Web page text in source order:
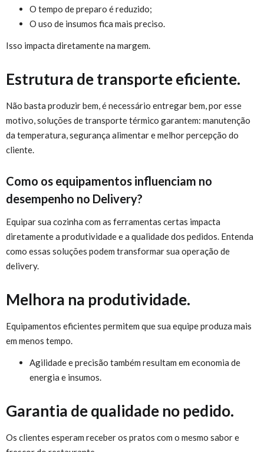
O tempo de preparo é reduzido;
O uso de insumos fica mais preciso.
Isso impacta diretamente na margem.
Estrutura de transporte eficiente.
Não basta produzir bem, é necessário entregar bem, por esse
motivo, soluções de transporte térmico garantem: manutenção
da temperatura, segurança alimentar e melhor percepção do
cliente.
Como os equipamentos influenciam no
desempenho no Delivery?
Equipar sua cozinha com as ferramentas certas impacta
diretamente a produtividade e a qualidade dos pedidos. Entenda
como essas soluções podem transformar sua operação de
delivery.
Melhora na produtividade.
Equipamentos eficientes permitem que sua equipe produza mais
em menos tempo.
Agilidade e precisão também resultam em economia de
energia e insumos.
Garantia de qualidade no pedido.
Os clientes esperam receber os pratos com o mesmo sabor e